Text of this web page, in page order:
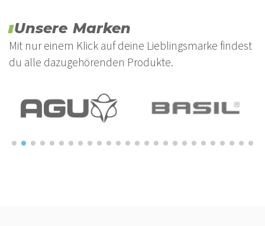
Unsere Marken
Mit nur einem Klick auf deine Lieblingsmarke findest
du alle dazugehörenden Produkte.